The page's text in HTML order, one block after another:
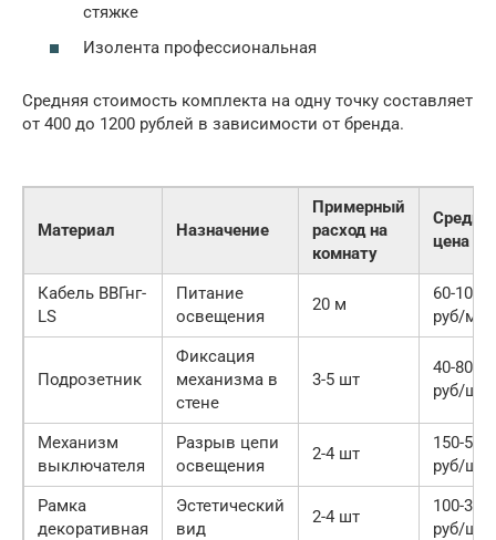
стяжке
Изолента профессиональная
Средняя стоимость комплекта на одну точку составляет
от 400 до 1200 рублей в зависимости от бренда.
Материал Назначение
Примерный
расход на
комнату
цена
Кабель ВВГнг-
LS
Питание
освещения
20 м
60-100
руб/м
Подрозетник
Фиксация
механизма в
стене
3-5 шт
40-80
руб/шт
Механизм
выключателя
Разрыв цепи
освещения
2-4 шт
150-500
руб/шт
Рамка
декоративная
Эстетический
вид
2-4 шт
100-300
руб/шт